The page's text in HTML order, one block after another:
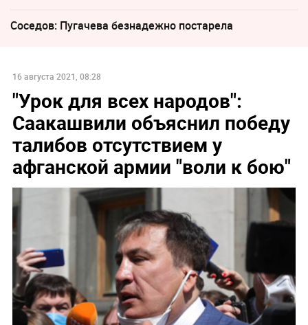
Соседов: Пугачева безнадежно постарела
16 августа 2021, 08:28
"Урок для всех народов":
Саакашвили объяснил победу
талибов отсутствием у
афганской армии "воли к бою"